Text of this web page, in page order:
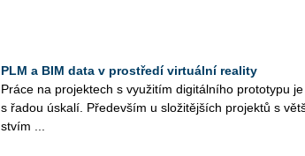
PLM a BIM data v prostředí virtuální reality
Práce na pro­jek­tech s vy­u­ži­tím di­gi­tál­ní­ho pro­to­ty­pu
s řadou úska­lí. Pře­de­vším u slo­ži­těj­ších pro­jek­tů s
stvím ...